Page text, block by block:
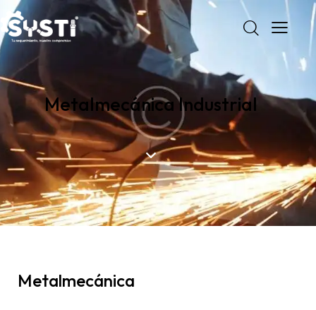
Metalmecánica Industrial
Metalmecánica